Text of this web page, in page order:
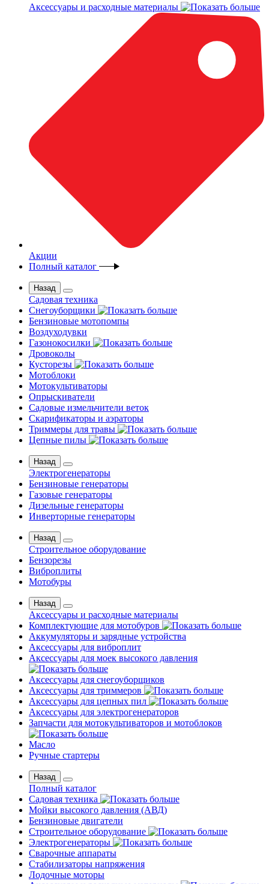
Аксессуары и расходные материалы
Акции
Полный каталог
Назад
Садовая техника
Снегоуборщики
Бензиновые мотопомпы
Воздуходувки
Газонокосилки
Дровоколы
Кусторезы
Мотоблоки
Мотокультиваторы
Опрыскиватели
Садовые измельчители веток
Скарификаторы и аэраторы
Триммеры для травы
Цепные пилы
Назад
Электрогенераторы
Бензиновые генераторы
Газовые генераторы
Дизельные генераторы
Инверторные генераторы
Назад
Строительное оборудование
Бензорезы
Виброплиты
Мотобуры
Назад
Аксессуары и расходные материалы
Комплектующие для мотобуров
Аккумуляторы и зарядные устройства
Аксессуары для виброплит
Аксессуары для моек высокого давления
Аксессуары для снегоуборщиков
Аксессуары для триммеров
Аксессуары для цепных пил
Аксессуары для электрогенераторов
Запчасти для мотокультиваторов и мотоблоков
Масло
Ручные стартеры
Назад
Полный каталог
Садовая техника
Мойки высокого давления (АВД)
Бензиновые двигатели
Строительное оборудование
Электрогенераторы
Сварочные аппараты
Стабилизаторы напряжения
Лодочные моторы